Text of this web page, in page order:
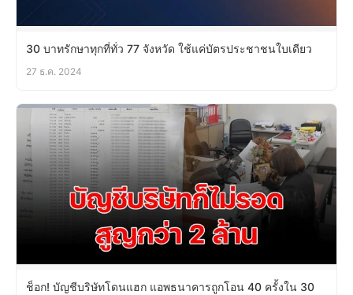
30 บาทรักษาทุกที่ทั่ว 77 จังหวัด ใช้แค่บัตรประชาชนใบเดียว
27 ธ.ค. 2024
ช็อก! บัญชีบริษัทโดนแฮก แอพธนาคารถูกโอน 40 ครั้งใน 30